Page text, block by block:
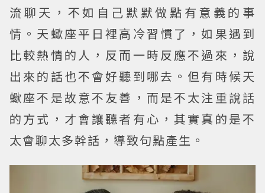
流聊天，不如自己默默做點有意義的事
情。天蠍座平日裡高冷習慣了，如果遇到
比較熱情的人，反而一時反應不過來，說
出來的話也不會好聽到哪去。但有時候天
蠍座不是故意不友善，而是不太注重說話
的方式，才會讓聽者有心，其實真的是不
太會聊太多幹話，導致句點產生。